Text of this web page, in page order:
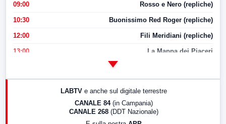
09:00 Rosso e Nero (repliche)
10:30 Buonissimo Red Roger (repliche)
12:00 Fili Meridiani (repliche)
13:00 La Mappa dei Piaceri
LABTV e anche sul digitale terrestre
CANALE 84 (in Campania)
CANALE 268 (DDT Nazionale)